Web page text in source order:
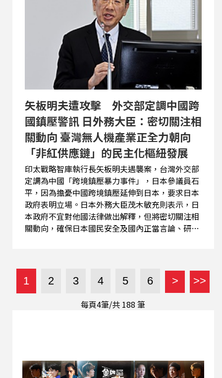
案。她也強調，演習期間重要服務不會斷線，，所
有的緊急救援、醫療、交通與金融運作不會受到影
矢板明夫遭攻擊 外交部定調中國跨
國鎮壓警訊 日外務大臣：密切關注相
關動向 臺灣無人機產業正全力朝向
「非紅供應鏈」的民主化樞紐發展
印太戰略智庫執行長矢板明夫遇襲案，台灣外交部
定調為中國「跨境鎮壓暴力事件」，日本參議員石
平，因為擔憂中國跨境鎮壓延伸到日本，要求日本
政府表明立場。日本外務大臣茂木敏充則表示，日
本政府不宜對他國法律做出解釋，但將密切關注相
關動向，確保日本國民安全及國內正當言論、研究
國家。受惠於國軍逾千億採購需求 與龐大的海外商
機，涵蓋整機、晶片到零組件的國家隊已成功打入
歐美與日本市場。
1 2 3 4 5 6 > >>
每頁4筆/共 188 筆